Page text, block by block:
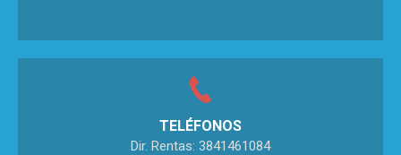
TELÉFONOS
Dir. Rentas: 3841461084